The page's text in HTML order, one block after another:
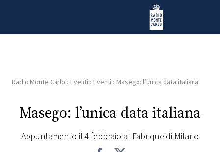
Radio Monte Carlo
HOME
RADIO
WEB
Radio Monte Carlo › Eventi › Eventi › Masego: l’unica data italiana
Masego: l’unica data italiana
Appuntamento il 4 febbraio al Fabrique di Milano